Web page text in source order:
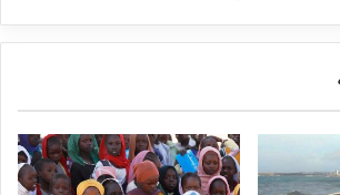
که برای کاهش خشونت‌ها اعلام آتش بس